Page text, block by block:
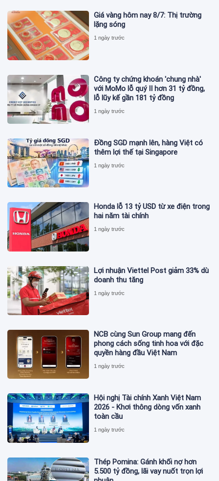
Giá vàng hôm nay 8/7: Thị trường
lặng sóng
1 ngày trước
Công ty chứng khoán 'chung nhà'
với MoMo lỗ quý II hơn 31 tỷ đồng,
lỗ lũy kế gần 181 tỷ đồng
1 ngày trước
Đồng SGD mạnh lên, hàng Việt có
thêm lợi thế tại Singapore
1 ngày trước
Honda lỗ 13 tỷ USD từ xe điện trong
hai năm tài chính
1 ngày trước
Lợi nhuận Viettel Post giảm 33% dù
doanh thu tăng
1 ngày trước
NCB cùng Sun Group mang đến
phong cách sống tinh hoa với đặc
quyền hàng đầu Việt Nam
1 ngày trước
Hội nghị Tài chính Xanh Việt Nam
2026 - Khơi thông dòng vốn xanh
toàn cầu
1 ngày trước
Thép Pomina: Gánh khối nợ hơn
5.500 tỷ đồng, lãi vay nuốt trọn lợi